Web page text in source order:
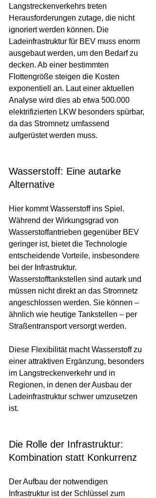
Langstreckenverkehrs treten
Herausforderungen zutage, die nicht
ignoriert werden können. Die
Ladeinfrastruktur für BEV muss enorm
ausgebaut werden, um den Bedarf zu
decken. Ab einer bestimmten
Flottengröße steigen die Kosten
exponentiell an. Laut einer aktuellen
Analyse wird dies ab etwa 500.000
elektrifizierten LKW besonders spürbar,
da das Stromnetz umfassend
aufgerüstet werden muss.
Wasserstoff: Eine autarke
Alternative
Hier kommt Wasserstoff ins Spiel.
Während der Wirkungsgrad von
Wasserstoffantrieben gegenüber BEV
geringer ist, bietet die Technologie
entscheidende Vorteile, insbesondere
bei der Infrastruktur.
Wasserstofftankstellen sind autark und
müssen nicht direkt an das Stromnetz
angeschlossen werden. Sie können –
ähnlich wie heutige Tankstellen – per
Straßentransport versorgt werden.
Diese Flexibilität macht Wasserstoff zu
einer attraktiven Ergänzung, besonders
im Langstreckenverkehr und in
Regionen, in denen der Ausbau der
Ladeinfrastruktur schwer umzusetzen
ist.
Die Rolle der Infrastruktur:
Kombination statt Konkurrenz
Der Aufbau der notwendigen
Infrastruktur ist der Schlüssel zum